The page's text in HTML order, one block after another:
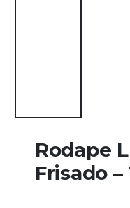
Rodape
Frisado –